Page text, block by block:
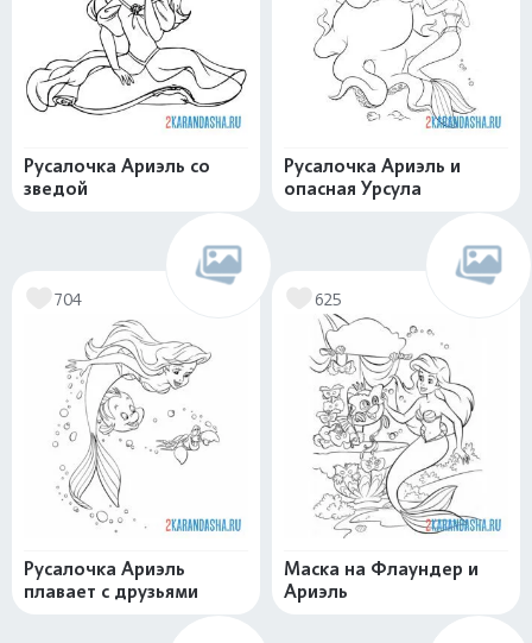
Русалочка Ариэль со
зведой
Русалочка Ариэль и
опасная Урсула
704
Русалочка Ариэль
плавает с друзьями
625
Маска на Флаундер и
Ариэль